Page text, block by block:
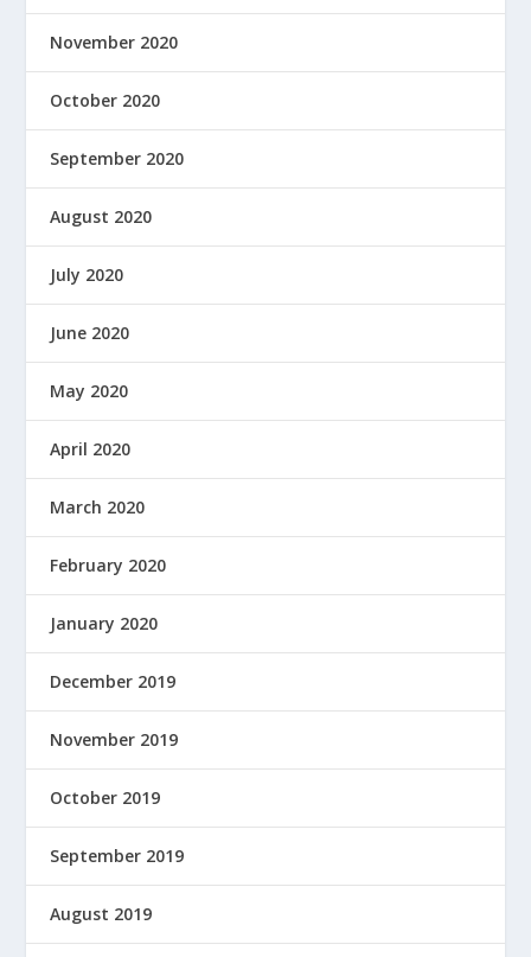
November 2020
October 2020
September 2020
August 2020
July 2020
June 2020
May 2020
April 2020
March 2020
February 2020
January 2020
December 2019
November 2019
October 2019
September 2019
August 2019